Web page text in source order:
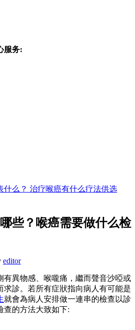
服务:
什么？ 治疗喉癌有什么疗法供选
些？喉癌需要做什么检
editor
有異物感、喉嚨痛，繼而聲音沙啞或
求診。若所有症狀指向病人有可能是
就會為病人安排做一連串的檢查以診
查的方法大致如下: